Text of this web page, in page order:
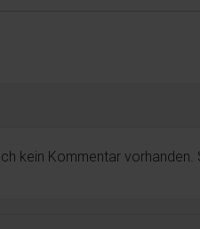
kein Kommentar